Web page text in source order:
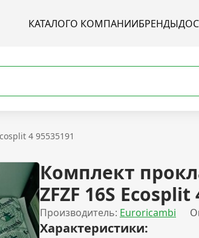
КАТАЛОГО КОМПАНИИБРЕНДЫ
4 95535191
Комплект
ZFZF 16S Ecosplit
Производитель: Euroricambi
Характеристики: